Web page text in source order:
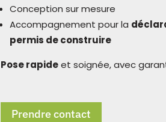
Conception sur mesure
Accompagnement pour la
permis de construire
Pose rapideet soignée, avec
Prendre contact